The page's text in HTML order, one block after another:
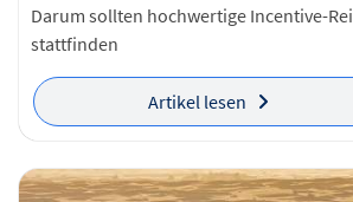
Darum sollten hochwertige Incentive-
stattfinden
Artikel lesen